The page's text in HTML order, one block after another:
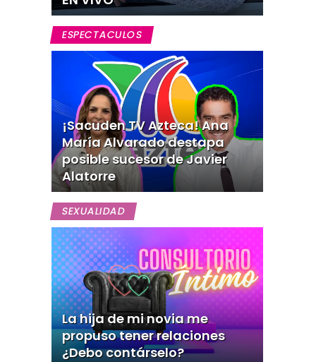
ESPECTACULOS
¡Sacuden TV Azteca! Ana
María Alvarado destapa
posible sucesor de Javier
Alatorre
SEXUALIDAD
La hija de mi novia me
propuso tener relaciones
¿Debo contárselo?